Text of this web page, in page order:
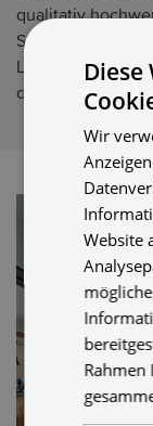
qualitativ
Spanndecke für
Leiste. Absolut
des...
Wir
Website
Rahmen